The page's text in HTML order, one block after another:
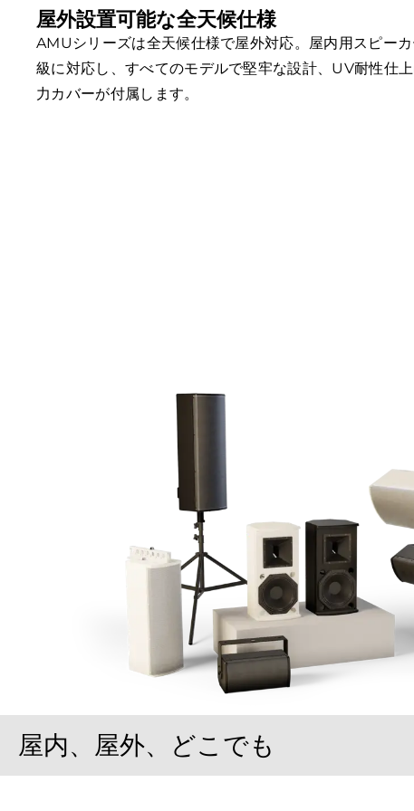
屋外設置可能な全天候仕様
AMUシリーズは全天候仕様で屋外対応。屋内用スピー
級に対応し、すべてのモデルで堅牢な設計、UV耐性仕
力カバーが付属します。
屋内、屋外、どこでも